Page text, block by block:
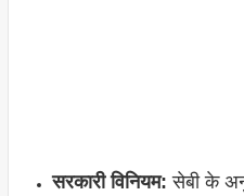
सरकारी विनियम: सेबी के